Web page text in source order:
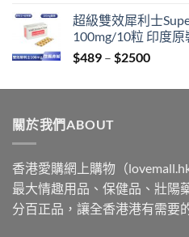
$329
$2199
超級雙效犀利士
100mg/10粒 印度原
$489 – $2500Price
$489
關於我們ABOUT
香港愛購網上購物（
最大情趣用品、保健品、壯陽
分百正品，讓全香港港有需要